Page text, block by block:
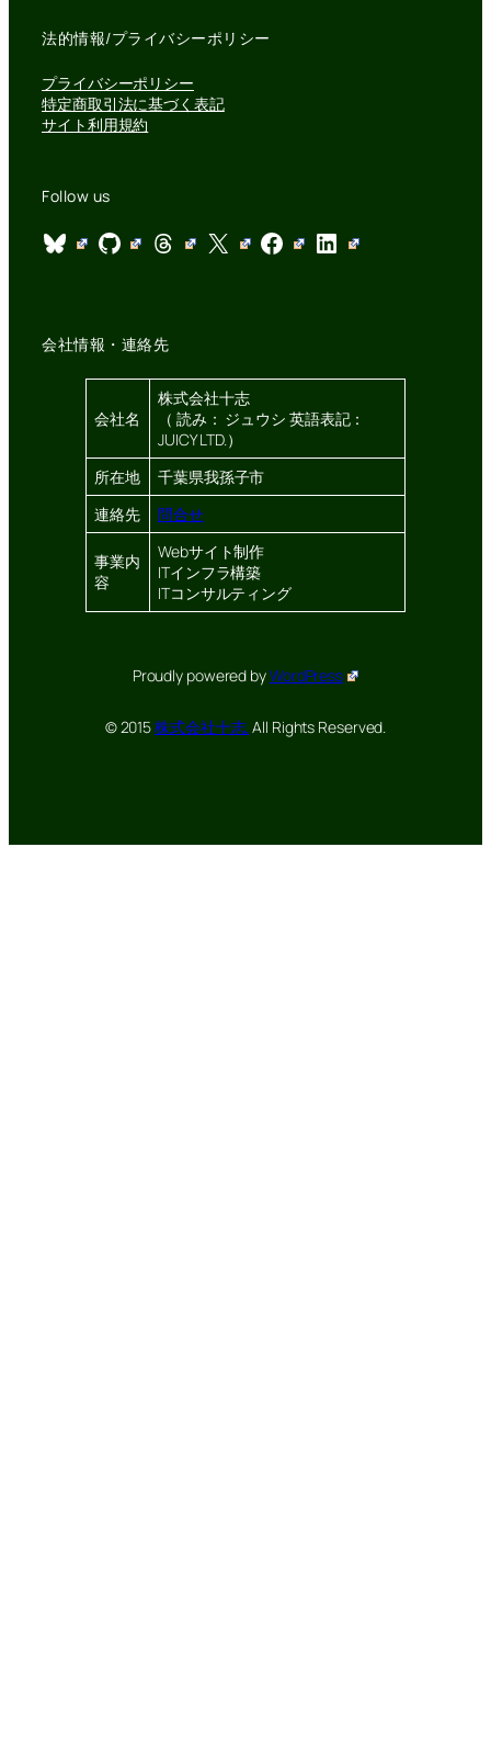
法的情報/プライバシーポリシー
プライバシーポリシー
特定商取引法に基づく表記
サイト利用規約
Follow us
Bluesky GitHub Threads X Facebook LinkedIn
会社情報・連絡先
会社名
株式会社十志
（ 読み： ジュウシ 英語表記：
JUICY LTD.）
所在地
千葉県我孫子市
連絡先
問合せ
事業内
容
Webサイト制作
ITインフラ構築
ITコンサルティング
Proudly powered byWordPress
© 2015株式会社十志. All Rights Reserved.